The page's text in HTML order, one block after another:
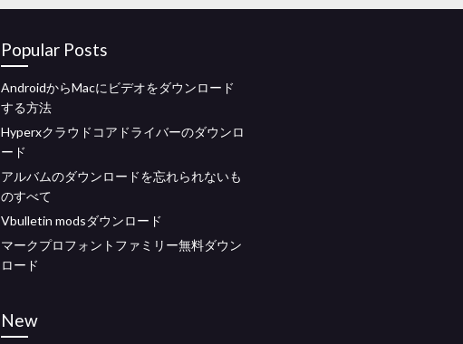
Popular Posts
AndroidからMacにビデオをダウンロード
する方法
Hyperxクラウドコアドライバーのダウンロ
ード
アルバムのダウンロードを忘れられないも
のすべて
Vbulletin modsダウンロード
マークプロフォントファミリー無料ダウン
ロード
New